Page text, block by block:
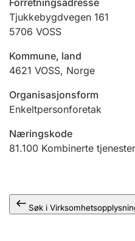
Jeger
Ektepaktveileder
Offentlig sektor
Forretningsadresse
Tjukkebygdvegen 161
5706 VOSS
Kommune, land
4621 VOSS, Norge
Organisasjonsform
Enkeltpersonforetak
Næringskode
81.100 Kombinerte
Søk i